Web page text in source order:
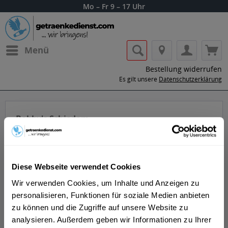
Diese Webseite verwendet Cookies
Wir verwenden Cookies, um Inhalte und Anzeigen zu
personalisieren, Funktionen für soziale Medien anbieten
zu können und die Zugriffe auf unsere Website zu
analysieren. Außerdem geben wir Informationen zu Ihrer
Mo – Fr 9 – 17 Uhr
Menü
Bestellung widerrufen
Es gilt unsere Datenschutzerklärung
Bobby's Schiedam
Lass dir die Getränke von Bobby's
Schiedam nach Hause oder ins Büro